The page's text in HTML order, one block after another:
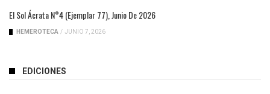
El Sol Ácrata N°4 (ejemplar 77), Junio De 2026
HEMEROTECA / JUNIO 7, 2026
EDICIONES